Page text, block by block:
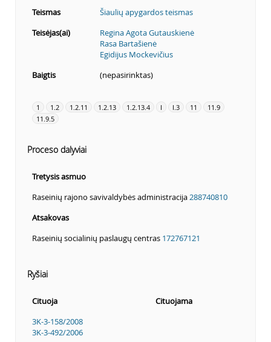
Teismas
Šiaulių apygardos teismas
Teisėjas(ai)
Regina Agota Gutauskienė
Rasa Bartašienė
Egidijus Mockevičius
Baigtis
(nepasirinktas)
1 1.2 1.2.11 1.2.13 1.2.13.4 I I.3 11
11.9
11.9.5
Proceso dalyviai
Tretysis asmuo
Raseinių rajono savivaldybės administracija288740810
Atsakovas
Raseinių socialinių paslaugų centras 172767121
Ryšiai
Cituoja
Cituojama
3K-3-158/2008
3K-3-492/2006